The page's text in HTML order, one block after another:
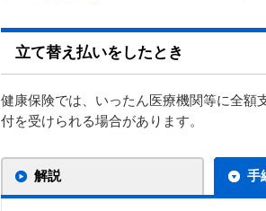
立て替え払いをしたとき
健康保険では、いったん医療機関等に全額
付を受けられる場合があります。
解説 手